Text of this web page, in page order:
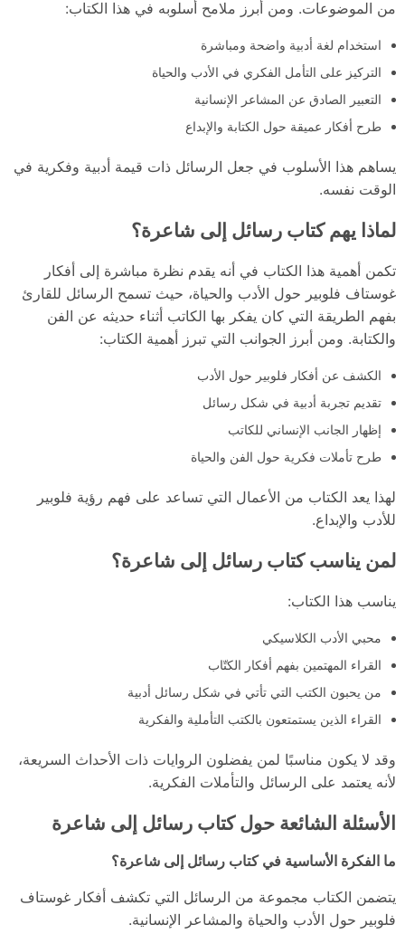
من الموضوعات. ومن أبرز ملامح أسلوبه في هذا الكتاب:
استخدام لغة أدبية واضحة ومباشرة
التركيز على التأمل الفكري في الأدب والحياة
التعبير الصادق عن المشاعر الإنسانية
طرح أفكار عميقة حول الكتابة والإبداع
يساهم هذا الأسلوب في جعل الرسائل ذات قيمة أدبية وفكرية في
الوقت نفسه.
لماذا يهم كتاب رسائل إلى شاعرة؟
تكمن أهمية هذا الكتاب في أنه يقدم نظرة مباشرة إلى أفكار
غوستاف فلوبير حول الأدب والحياة، حيث تسمح الرسائل للقارئ
بفهم الطريقة التي كان يفكر بها الكاتب أثناء حديثه عن الفن
والكتابة. ومن أبرز الجوانب التي تبرز أهمية الكتاب:
الكشف عن أفكار فلوبير حول الأدب
تقديم تجربة أدبية في شكل رسائل
إظهار الجانب الإنساني للكاتب
طرح تأملات فكرية حول الفن والحياة
لهذا يعد الكتاب من الأعمال التي تساعد على فهم رؤية فلوبير
للأدب والإبداع.
لمن يناسب كتاب رسائل إلى شاعرة؟
يناسب هذا الكتاب:
محبي الأدب الكلاسيكي
القراء المهتمين بفهم أفكار الكتّاب
من يحبون الكتب التي تأتي في شكل رسائل أدبية
القراء الذين يستمتعون بالكتب التأملية والفكرية
وقد لا يكون مناسبًا لمن يفضلون الروايات ذات الأحداث السريعة،
لأنه يعتمد على الرسائل والتأملات الفكرية.
الأسئلة الشائعة حول كتاب رسائل إلى شاعرة
ما الفكرة الأساسية في كتاب رسائل إلى شاعرة؟
يتضمن الكتاب مجموعة من الرسائل التي تكشف أفكار غوستاف
فلوبير حول الأدب والحياة والمشاعر الإنسانية.